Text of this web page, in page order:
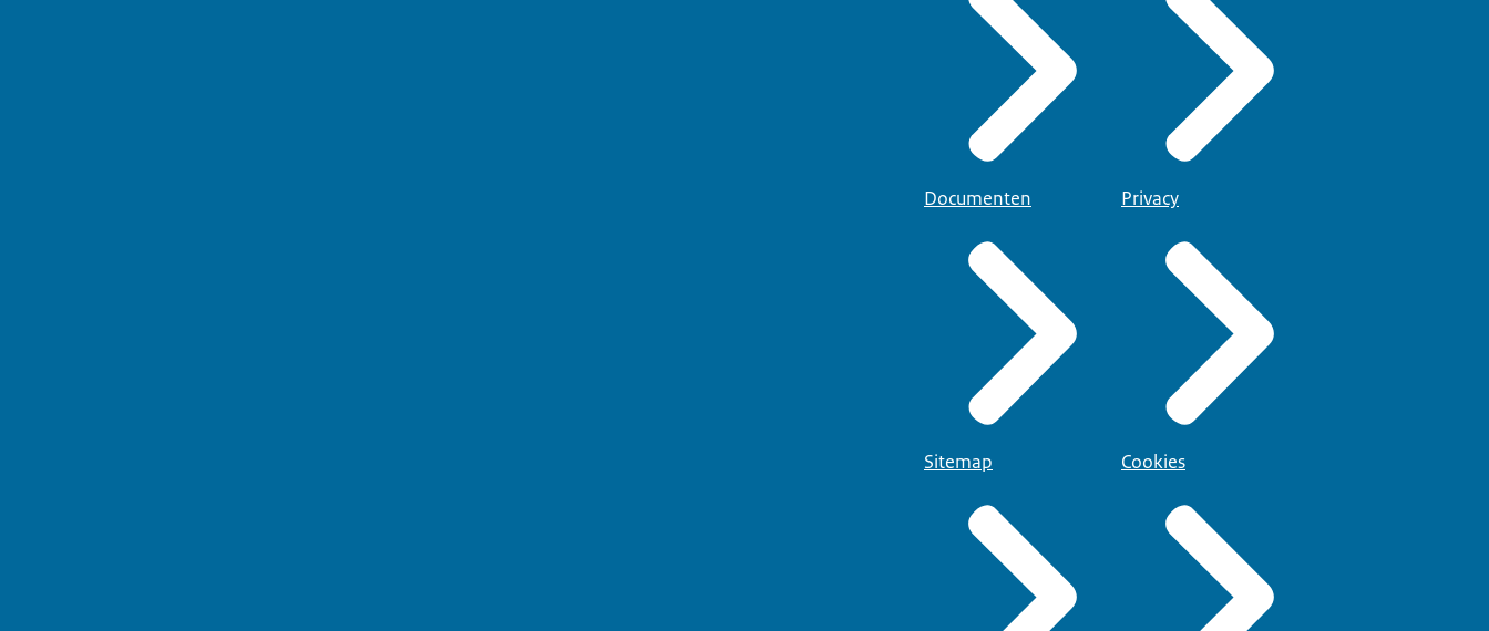
Documenten
Sitemap
Privacy
Cookies